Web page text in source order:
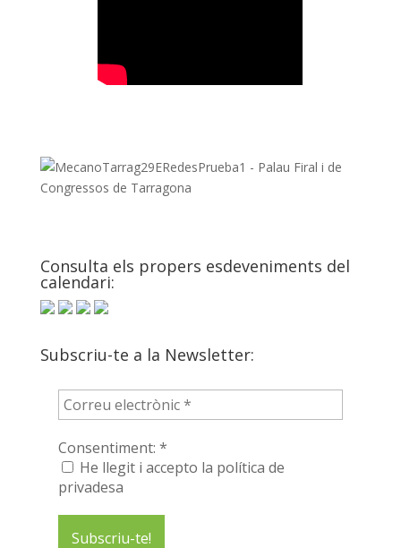
Consulta els propers esdeveniments del
calendari:
Subscriu-te a la Newsletter:
Consentiment: *
He llegit i accepto la política de
privadesa